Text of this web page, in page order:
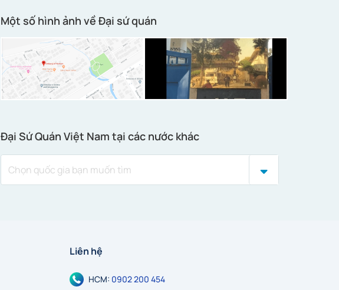
Một số hình ảnh về Đại sứ quán
Đại Sứ Quán Việt Nam tại các nước khác
Liên hệ
HCM: 0902 200 454